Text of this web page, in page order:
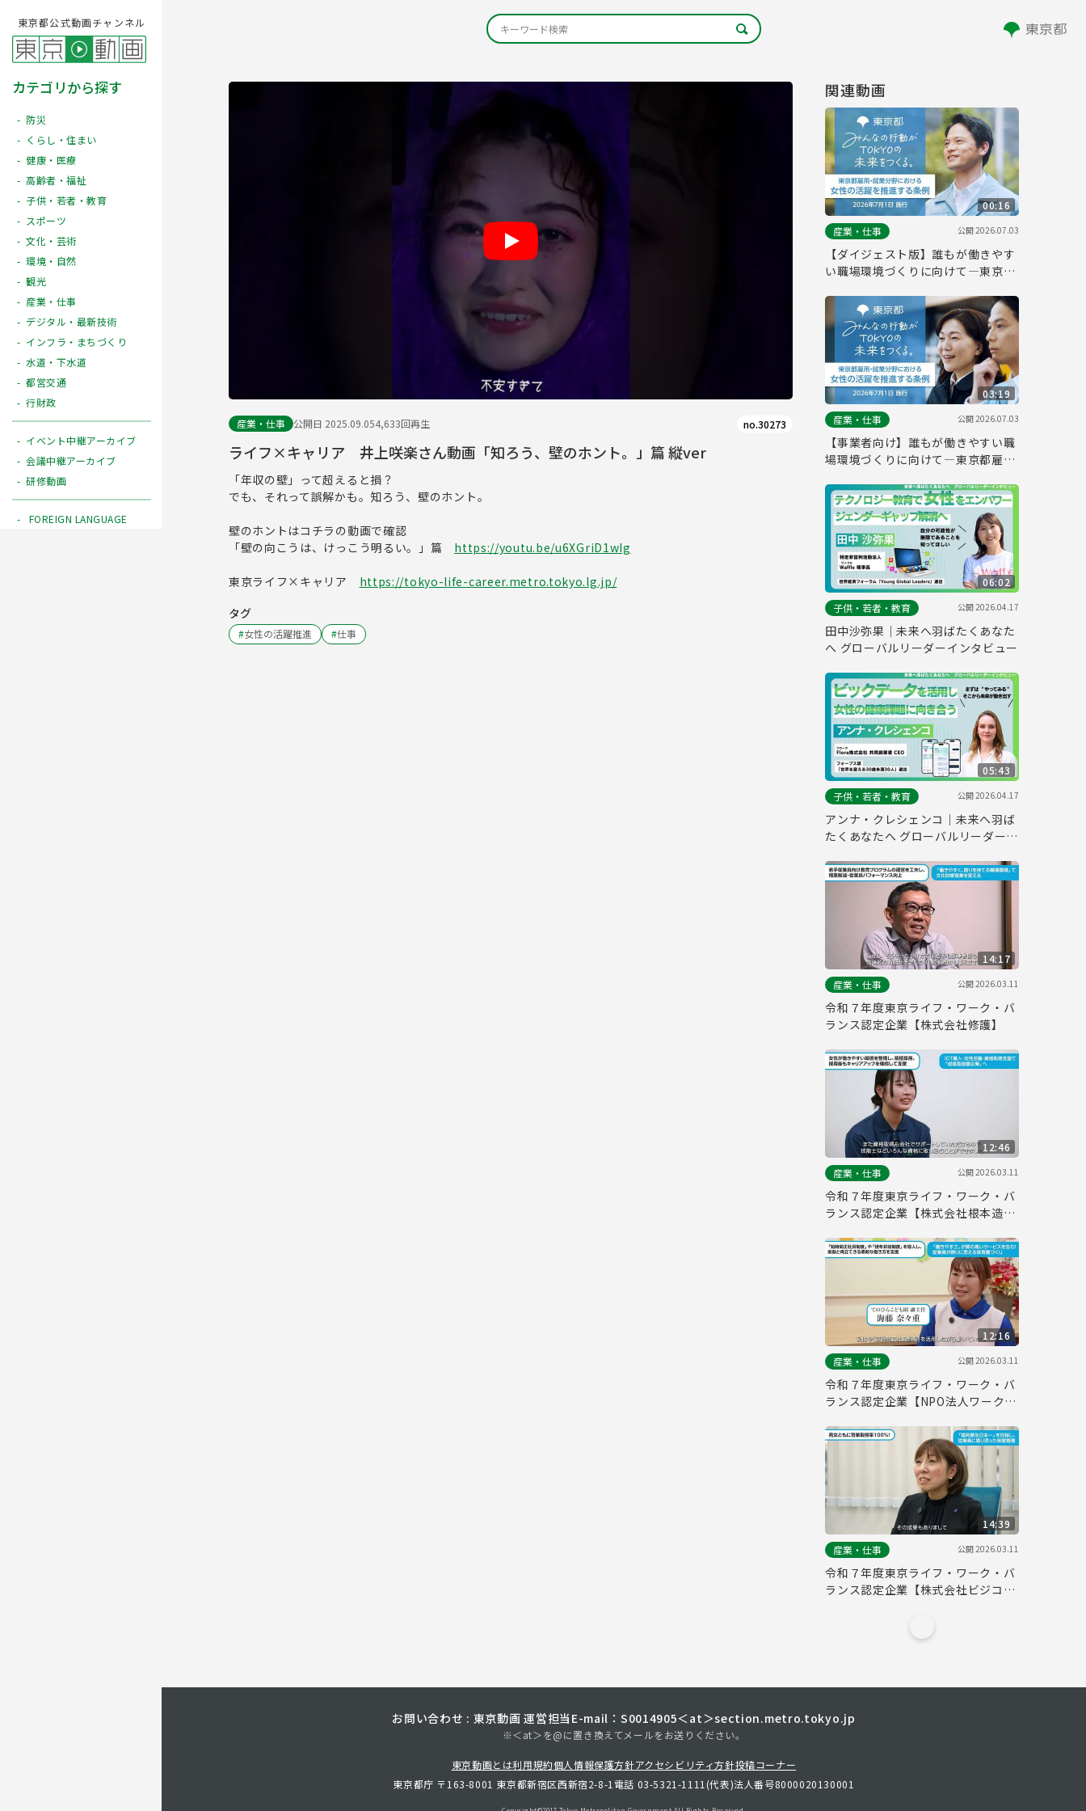
東京都公式動画チャンネル
カテゴリから探す
防災
くらし・住まい
健康・医療
高齢者・福祉
子供・若者・教育
スポーツ
文化・芸術
環境・自然
観光
産業・仕事
デジタル・最新技術
インフラ・まちづくり
水道・下水道
都営交通
行財政
イベント中継アーカイブ
会議中継アーカイブ
研修動画
FOREIGN LANGUAGE
産業・仕事 公開日 2025.09.054,633回再生 no.30273
ライフ×キャリア 井上咲楽さん動画「知ろう、壁のホント。」篇 縦ver
「年収の壁」って超えると損？
でも、それって誤解かも。知ろう、壁のホント。
壁のホントはコチラの動画で確認
「壁の向こうは、けっこう明るい。」篇 https://youtu.be/u6XGriD1wIg
東京ライフ×キャリア https://tokyo-life-career.metro.tokyo.lg.jp/
タグ
#女性の活躍推進 #仕事
関連動画
00:16
産業・仕事
公開2026.07.03
【ダイジェスト版】誰もが働きやす
い職場環境づくりに向けて―東京都
を推進する条例
03:19
産業・仕事
公開2026.07.03
【事業者向け】誰もが働きやすい職
場環境づくりに向けて―東京都雇
推進する条例
06:02
子供・若者・教育
公開2026.04.17
田中沙弥果｜未来へ羽ばたくあなた
へ グローバルリーダーインタビュー
05:43
子供・若者・教育
公開2026.04.17
アンナ・クレシェンコ｜未来へ羽ば
たくあなたへ グローバルリーダーイ
14:17
産業・仕事
公開2026.03.11
令和７年度東京ライフ・ワーク・バ
ランス認定企業【株式会社修護】
12:46
産業・仕事
公開2026.03.11
令和７年度東京ライフ・ワーク・バ
ランス認定企業【株式会社根本造
12:16
産業・仕事
公開2026.03.11
令和７年度東京ライフ・ワーク・バ
ランス認定企業【NPO法人ワーク・
14:39
産業・仕事
公開2026.03.11
令和７年度東京ライフ・ワーク・バ
ランス認定企業【株式会社ビジコン
お問い合わせ : 東京動画 運営担当 E-mail：S0014905＜at＞section.metro.tokyo.jp
※＜at＞を@に置き換えてメールをお送りください。
東京動画とは利用規約個人情報保護方針アクセシビリティ方針投稿コーナー
東京都庁 〒163-8001 東京都新宿区西新宿2-8-1 電話 03-5321-1111(代表)法人番号8000020130001